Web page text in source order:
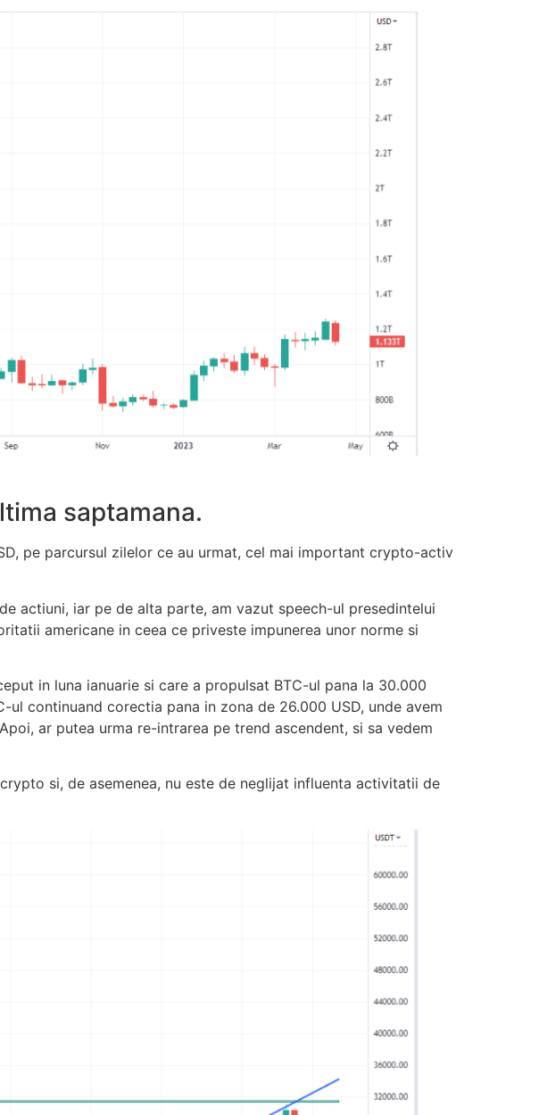
saptamana.
pe parcursul zilelor ce au urmat, cel mai important crypto-activ
actiuni, iar pe de alta parte, am vazut speech-ul presedintelui
americane in ceea ce priveste impunerea unor norme si
in luna ianuarie si care a propulsat BTC-ul pana la 30.000
continuand corectia pana in zona de 26.000 USD, unde avem
ar putea urma re-intrarea pe trend ascendent, si sa vedem
si, de asemenea, nu este de neglijat influenta activitatii de